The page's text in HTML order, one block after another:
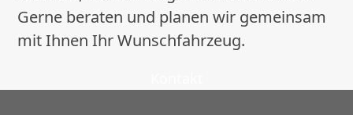
Gerne beraten und planen wir gemeinsam
mit Ihnen Ihr Wunschfahrzeug.